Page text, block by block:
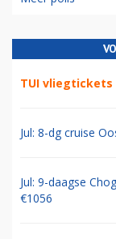
TUI vliegtickets
Jul: 8-dg cruise
Jul: 9-daagse
€1056